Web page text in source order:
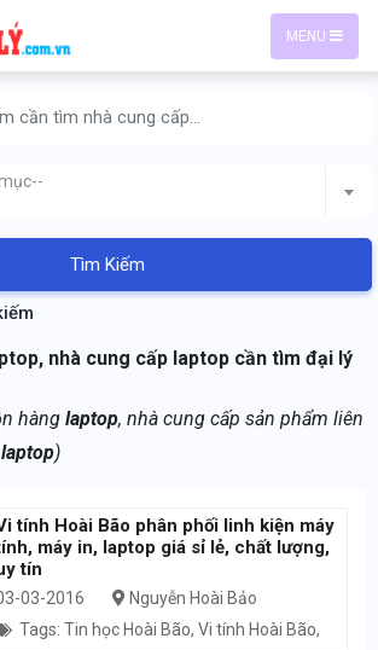
MENU
Tìm Kiếm
nhà cung cấp laptop cần tìm đại lý
hàng laptop, nhà cung cấp sản phẩm liên
laptop)
tính Hoài Bão phân phối linh kiện máy
máy in, laptop giá sỉ lẻ, chất lượng,
tín
03-2016
Nguyễn Hoài Bảo